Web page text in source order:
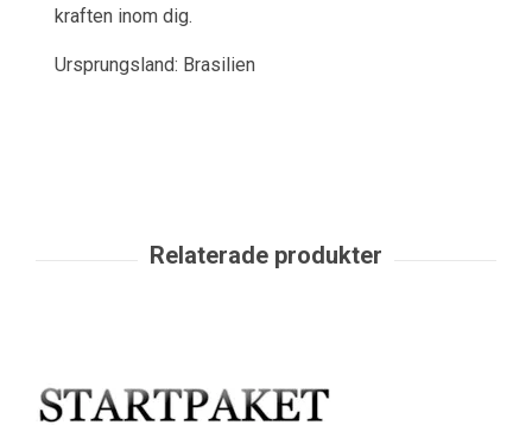
kraften inom dig.
Ursprungsland: Brasilien